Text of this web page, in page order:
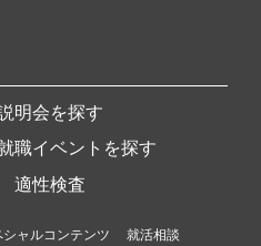
明会を探す
職イベントを探す
適性検査
シャルコンテンツ
就活相談